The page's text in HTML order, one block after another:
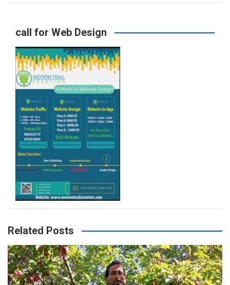
o
k
r
a
m
call for Web Design
Related Posts